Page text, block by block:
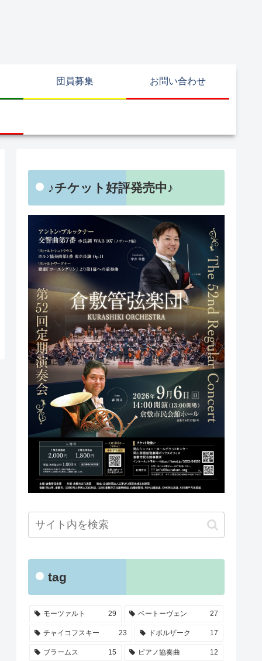
団員募集 お問い合わせ
♪チケット好評発売中♪
tag
モーツァルト 29 ベートーヴェン 27
チャイコフスキー 23 ドボルザーク 17
ブラームス 15 ピアノ協奏曲 12